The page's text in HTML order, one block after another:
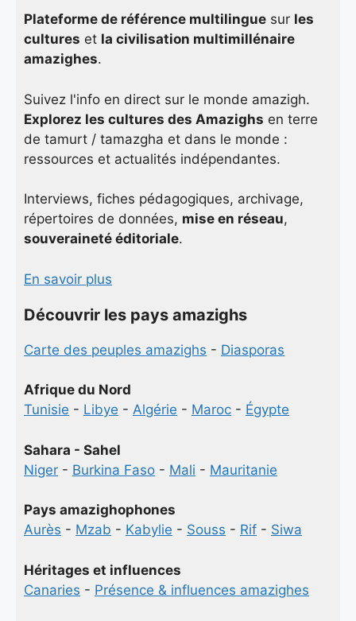
Plateforme de référence multilingue sur les
cultures et la civilisation multimillénaire
amazighes.
Suivez l'info en direct sur le monde amazigh.
Explorez les cultures des Amazighs en terre
de tamurt / tamazgha et dans le monde :
ressources et actualités indépendantes.
Interviews, fiches pédagogiques, archivage,
répertoires de données, mise en réseau,
souveraineté éditoriale.
En savoir plus
Découvrir les pays amazighs
Carte des peuples amazighs - Diasporas
Afrique du Nord
Tunisie - Libye - Algérie - Maroc - Égypte
Sahara - Sahel
Niger - Burkina Faso - Mali - Mauritanie
Pays amazighophones
Aurès - Mzab - Kabylie - Souss - Rif - Siwa
Héritages et influences
Canaries - Présence & influences amazighes